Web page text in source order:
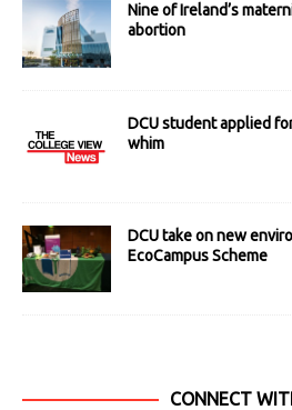
Nine of Ireland’s
abortion
DCU student applied
whim
DCU take on new
EcoCampus Scheme
CONNECT